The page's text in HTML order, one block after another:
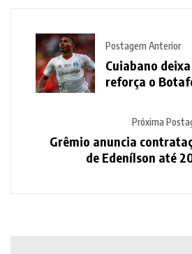
Postagem Anterior
Cuiabano
reforça o
Próxima
Grêmio anuncia
de Edenílson até